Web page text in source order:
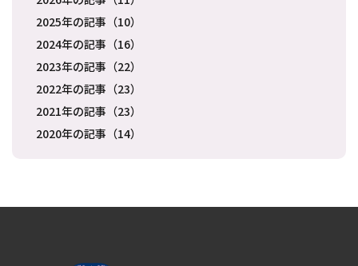
2025年の記事（10）
2024年の記事（16）
2023年の記事（22）
2022年の記事（23）
2021年の記事（23）
2020年の記事（14）